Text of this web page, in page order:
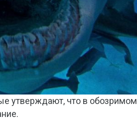
утверждают, что в обозримом